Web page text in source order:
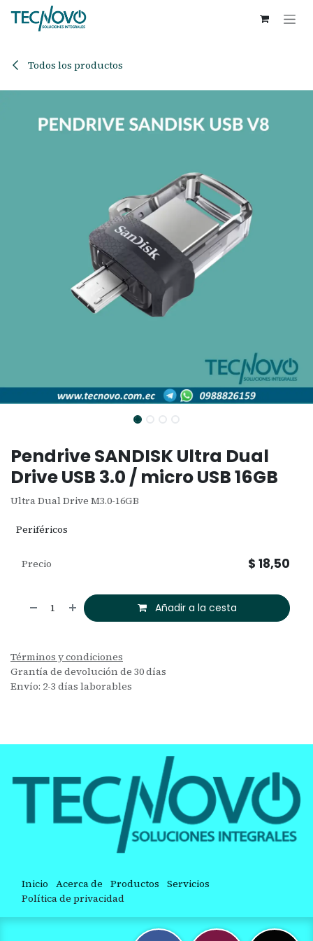
Ir al contenido
Todos los productos
Pendrive SANDISK Ultra Dual
Drive USB 3.0 / micro USB 16GB
Ultra Dual Drive M3.0-16GB
Periféricos
Añadir a la cesta
Precio $ 18,50
Términos y condiciones
Grantía de devolución de 30 días
Envío: 2-3 días laborables
Inicio Acerca de Productos Servicios
Política de privacidad